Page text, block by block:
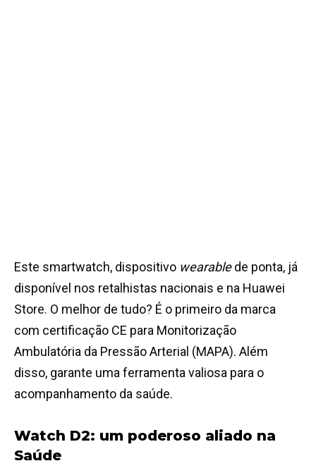
Este smartwatch, dispositivo wearablede ponta, já
disponível nos retalhistas nacionais e na Huawei
Store. O melhor de tudo? É o primeiro da marca
com certificação CE para Monitorização
Ambulatória da Pressão Arterial (MAPA). Além
disso, garante uma ferramenta valiosa para o
acompanhamento da saúde.
Watch D2: um poderoso aliado na
Saúde